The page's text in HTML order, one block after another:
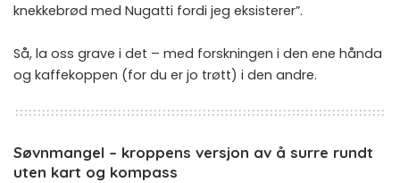
knekkebrød med Nugatti fordi jeg eksisterer”.
Så, la oss grave i det – med forskningen i den ene hånda
og kaffekoppen (for du er jo trøtt) i den andre.
Søvnmangel – kroppens versjon av å surre rundt
uten kart og kompass